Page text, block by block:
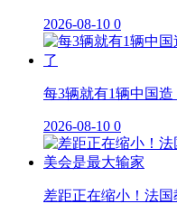
2026-08-10 0
每3辆就有1辆中国
2026-08-10 0
差距正在缩小！法